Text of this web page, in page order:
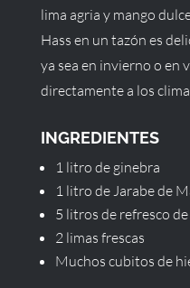
lima agria y mango
Hass en un tazón es
ya sea en invierno o en
directamente a los
INGREDIENTES
1 litro de ginebra
1 litro de Jarabe de
5 litros de refresco
2 limas frescas
Muchos cubitos de